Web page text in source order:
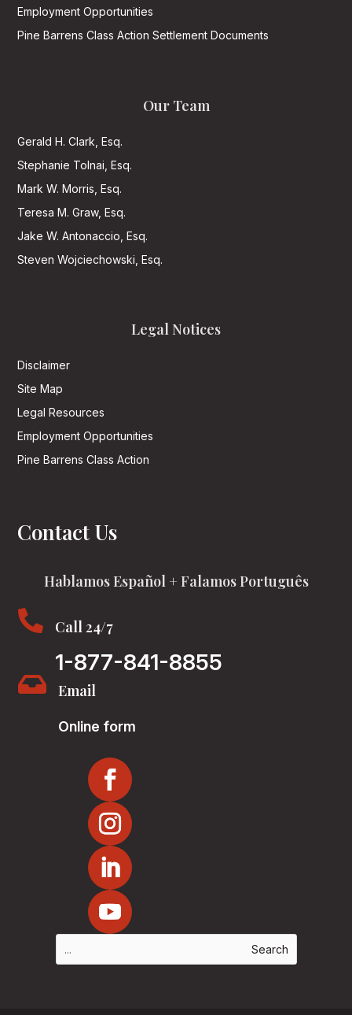
Employment Opportunities
Pine Barrens Class Action Settlement Documents
Our Team
Gerald H. Clark, Esq.
Stephanie Tolnai, Esq.
Mark W. Morris, Esq.
Teresa M. Graw, Esq.
Jake W. Antonaccio, Esq.
Steven Wojciechowski, Esq.
Legal Notices
Disclaimer
Site Map
Legal Resources
Employment Opportunities
Pine Barrens Class Action
Contact Us
Hablamos Español + Falamos Português
 Call 24/7
1-877-841-8855
 Email
Online form